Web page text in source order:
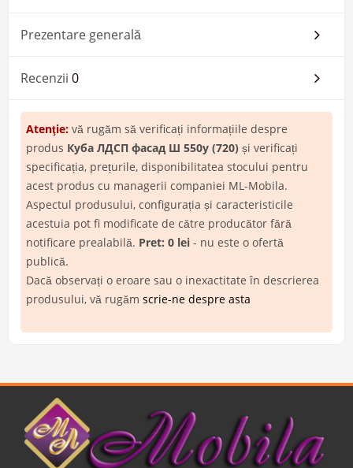
Prezentare generală
Recenzii 0
Atenţie: vă rugăm să verificați informațiile despre
produs Куба ЛДСП фасад Ш 550у (720) și verificați
specificația, prețurile, disponibilitatea stocului pentru
acest produs cu managerii companiei ML-Mobila.
Aspectul produsului, configurația și caracteristicile
acestuia pot fi modificate de către producător fără
notificare prealabilă. Pret: 0 lei - nu este o ofertă
publică.
Dacă observați o eroare sau o inexactitate în descrierea
produsului, vă rugăm scrie-ne despre asta